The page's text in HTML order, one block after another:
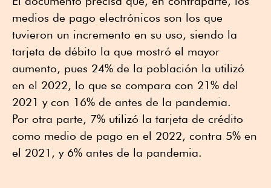
medios de pago electrónicos son los que
tuvieron un incremento en su uso, siendo la
tarjeta de débito la que mostró el mayor
aumento, pues 24% de la población la utilizó
en el 2022, lo que se compara con 21% del
2021 y con 16% de antes de la pandemia.
Por otra parte, 7% utilizó la tarjeta de crédito
como medio de pago en el 2022, contra 5% en
el 2021, y 6% antes de la pandemia.